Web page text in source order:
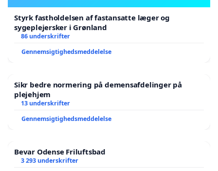
Styrk fastholdelsen af fastansatte læger og
sygeplejersker i Grønland
86 underskrifter
Gennemsigtighedsmeddelelse
Sikr bedre normering på demensafdelinger på
plejehjem
13 underskrifter
Gennemsigtighedsmeddelelse
Bevar Odense Friluftsbad
3 293 underskrifter